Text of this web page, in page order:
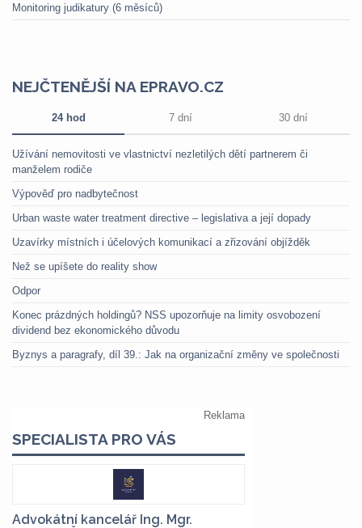
Monitoring judikatury (6 měsíců)
NEJČTENĚJŠÍ NA EPRAVO.CZ
24 hod 7 dní 30 dní
Užívání nemovitosti ve vlastnictví nezletilých dětí partnerem či
manželem rodiče
Výpověď pro nadbytečnost
Urban waste water treatment directive – legislativa a její dopady
Uzavírky místních i účelových komunikací a zřizování objížděk
Než se upíšete do reality show
Odpor
Konec prázdných holdingů? NSS upozorňuje na limity osvobození
dividend bez ekonomického důvodu
Byznys a paragrafy, díl 39.: Jak na organizační změny ve společnosti